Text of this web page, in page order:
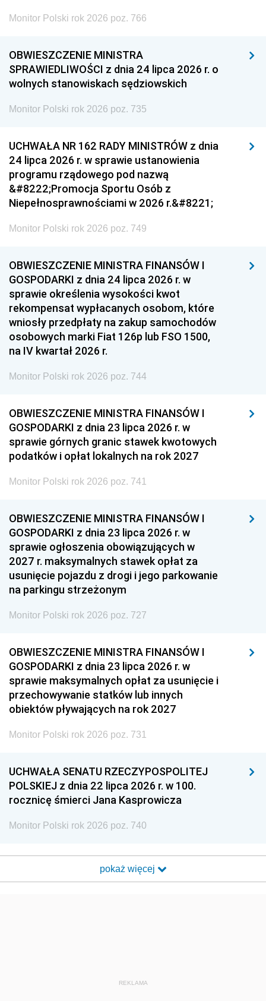
Monitor Polski rok 2026 poz. 766
OBWIESZCZENIE MINISTRA
SPRAWIEDLIWOŚCI z dnia 24 lipca 2026 r. o
wolnych stanowiskach sędziowskich
Monitor Polski rok 2026 poz. 735
UCHWAŁA NR 162 RADY MINISTRÓW z dnia
24 lipca 2026 r. w sprawie ustanowienia
programu rządowego pod nazwą
&#8222;Promocja Sportu Osób z
Niepełnosprawnościami w 2026 r.&#8221;
Monitor Polski rok 2026 poz. 749
OBWIESZCZENIE MINISTRA FINANSÓW I
GOSPODARKI z dnia 24 lipca 2026 r. w
sprawie określenia wysokości kwot
rekompensat wypłacanych osobom, które
wniosły przedpłaty na zakup samochodów
osobowych marki Fiat 126p lub FSO 1500,
na IV kwartał 2026 r.
Monitor Polski rok 2026 poz. 744
OBWIESZCZENIE MINISTRA FINANSÓW I
GOSPODARKI z dnia 23 lipca 2026 r. w
sprawie górnych granic stawek kwotowych
podatków i opłat lokalnych na rok 2027
Monitor Polski rok 2026 poz. 741
OBWIESZCZENIE MINISTRA FINANSÓW I
GOSPODARKI z dnia 23 lipca 2026 r. w
sprawie ogłoszenia obowiązujących w
2027 r. maksymalnych stawek opłat za
usunięcie pojazdu z drogi i jego parkowanie
na parkingu strzeżonym
Monitor Polski rok 2026 poz. 727
OBWIESZCZENIE MINISTRA FINANSÓW I
GOSPODARKI z dnia 23 lipca 2026 r. w
sprawie maksymalnych opłat za usunięcie i
przechowywanie statków lub innych
obiektów pływających na rok 2027
Monitor Polski rok 2026 poz. 731
UCHWAŁA SENATU RZECZYPOSPOLITEJ
POLSKIEJ z dnia 22 lipca 2026 r. w 100.
rocznicę śmierci Jana Kasprowicza
Monitor Polski rok 2026 poz. 740
pokaż więcej
REKLAMA